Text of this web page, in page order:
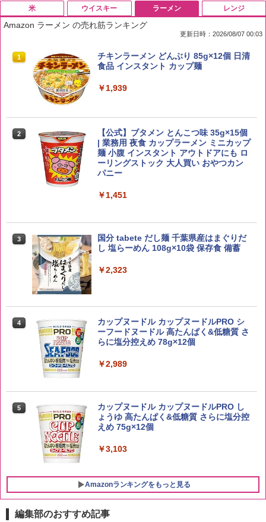
米
1 by Amazon 国産ブレンド米 精米 5kg
2
野沢農産 無洗米 青い流るる コシヒカリ
5kg 長野県産 令和7年産
￥3,980
3
【在庫処分価格】ももたろう印 無洗米 5
kg 業務用 お米マイスターブレンド
4
by Amazon あきたこまちブレンド 無洗
米 5kg
￥3,396
5
by Amazon 新潟県産 新潟のお米 無洗米
5kg
￥3,274
ウイスキー
1
ブラックニッカ ニッカ Nikka ウィスキ
ー4000ml ブラックニッカクリア ウヰス
お得 4リットル
角瓶 2700ml サントリー ウイスキー ハ
イボール 大容量
3
角ハイボール 350ml×24本 サントリー ウ
イスキー ハイボール 缶
￥4,939
4
トリスウイスキー 4000ml サントリー 大
容量 4リットル
5
サントリー シングルモルト ウイスキー
白州 Story of the Distillery 2026 化粧箱
入 700ml
￥20,000
ラーメン
Amazon ラーメン の売れ筋ランキング
更新日時：2026/08/07 00:03
1
チキンラーメン どんぶり 85g×12個 日清
食品 インスタント カップ麺
￥1,939
2
【公式】ブタメン とんこつ味 35g×15個
| 業務用 夜食 カップラーメン ミニカップ
麺 小腹 インスタント アウトドアにも ロ
ーリングストック 大人買い おやつカン
パニー
￥1,451
3
国分 tabete だし麺 千葉県産はまぐりだ
し 塩らーめん 108g×10袋 保存食 備蓄
￥2,323
4
カップヌードル カップヌードルPRO シ
ーフードヌードル 高たんぱく&低糖質 さ
らに塩分控えめ 78g×12個
￥2,989
5
カップヌードル カップヌードルPRO し
ょうゆ 高たんぱく&低糖質 さらに塩分控
えめ 75g×12個
￥3,103
Amazonランキングをもっと見る
レンジ
編集部のおすすめ記事